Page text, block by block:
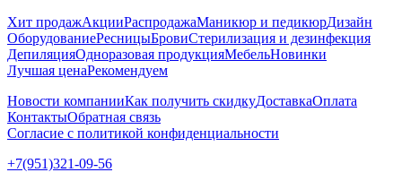
Хит продажАкцииРаспродажаМаникюр и педикюрДизайн
ОборудованиеРесницыБровиСтерилизация и дезинфекция
ДепиляцияОдноразовая продукцияМебельНовинки
Лучшая ценаРекомендуем
Новости компанииКак получить скидкуДоставкаОплата
КонтактыОбратная связь
Согласие с политикой конфиденциальности
+7(951)321-09-56